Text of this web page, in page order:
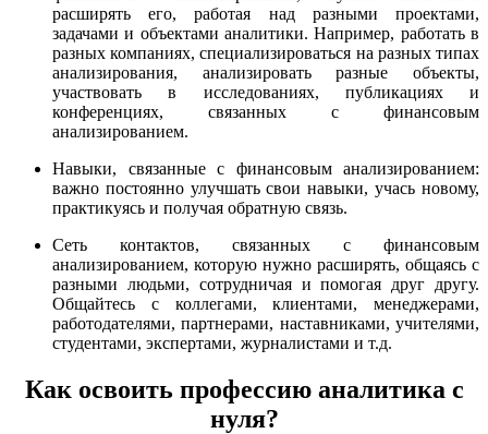
расширять его, работая над разными проектами,
задачами и объектами аналитики. Например, работать в
разных компаниях, специализироваться на разных типах
анализирования, анализировать разные объекты,
участвовать в исследованиях, публикациях и
конференциях, связанных с финансовым
анализированием.
Навыки, связанные с финансовым анализированием:
важно постоянно улучшать свои навыки, учась новому,
практикуясь и получая обратную связь.
Сеть контактов, связанных с финансовым
анализированием, которую нужно расширять, общаясь с
разными людьми, сотрудничая и помогая друг другу.
Общайтесь с коллегами, клиентами, менеджерами,
работодателями, партнерами, наставниками, учителями,
студентами, экспертами, журналистами и т.д.
Как освоить профессию аналитика с
нуля?